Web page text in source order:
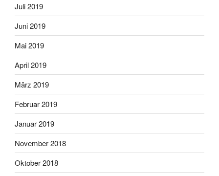
Juli 2019
Juni 2019
Mai 2019
April 2019
März 2019
Februar 2019
Januar 2019
November 2018
Oktober 2018